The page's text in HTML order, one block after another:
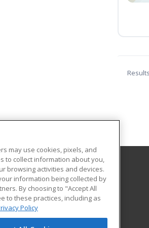
US
may use cookies, pixels, and
to collect information about you,
browsing activities and devices.
information being collected by
By choosing to "Accept All
to these practices, including as
Policy